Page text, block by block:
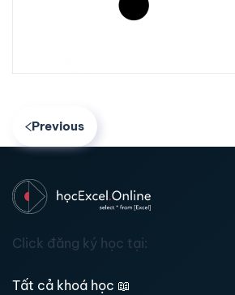
Previous
Click đăng ký học tại:
Tất cả khoá học 📖